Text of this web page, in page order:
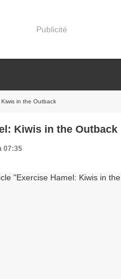
Publicité
in the Outback
Kiwis in the Outback
07:35